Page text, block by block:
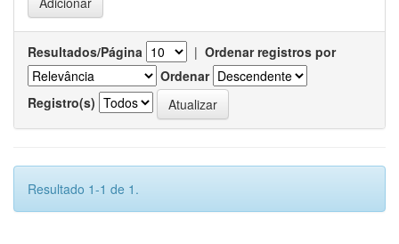
Resultados/Página | Ordenar registros por
Ordenar
Registro(s)
Resultado 1-1 de 1.